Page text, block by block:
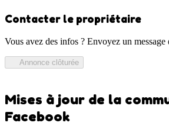
Contacter le propriétaire
Vous avez des infos ? Envoyez un message
Annonce clôturée
Mises à jour de la
Facebook